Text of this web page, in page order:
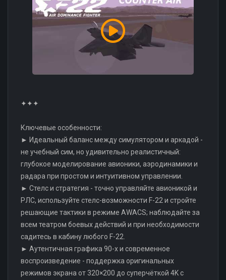
✦✦✦
Ключевые особенности:
► Идеальный баланс между симулятором и аркадой -
не учебный сим, но удивительно реалистичный:
глубокое моделирование авионики, аэродинамики и
радара при простом и интуитивном управлении.
► Стелс и стратегия - точно управляйте авионикой и
РЛС, используйте стелс-возможности F-22 и стройте
решающие тактики в режиме AWACS; наблюдайте за
всем театром боевых действий и при необходимости
садитесь в кабину любого F-22.
► Аутентичная графика 90-х и современное
воспроизведение - поддержка оригинальных
режимов экрана от 320×200 до суперчёткой 4K с